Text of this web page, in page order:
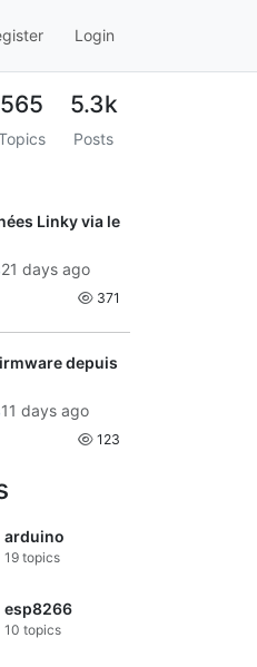
Login
565 5.3k
Posts
Linky via le
21 days ago
371
depuis
11 days ago
123
arduino
19topics
esp8266
10 topics